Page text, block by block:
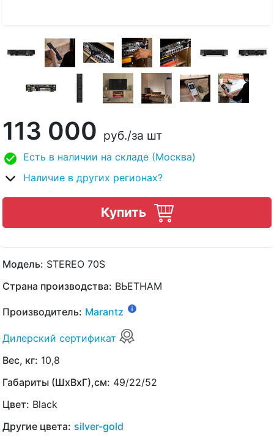
113 000 руб./за шт
Есть в наличии на складе (Москва)
Наличие в других регионах?
Купить
Модель: STEREO 70S
Страна производства: ВЬЕТНАМ
Производитель: Marantz
Дилерский сертификат
Вес, кг: 10,8
Габариты (ШхВхГ),см: 49/22/52
Цвет: Black
Другие цвета: silver-gold